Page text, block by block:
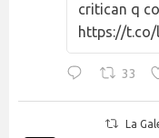
critican q
https://t.co/
33
La